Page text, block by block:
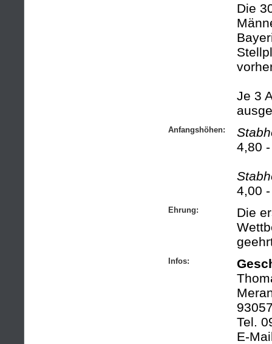
Die
Je 3
Anfangshöhen:
4,80
4,00
Ehrung:
Die
Infos:
Tel.
E-